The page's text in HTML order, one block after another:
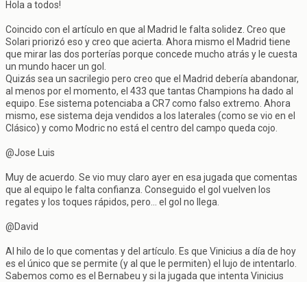
Hola a todos!
Coincido con el artículo en que al Madrid le falta solidez. Creo que
Solari priorizó eso y creo que acierta. Ahora mismo el Madrid tiene
que mirar las dos porterías porque concede mucho atrás y le cuesta
un mundo hacer un gol.
Quizás sea un sacrilegio pero creo que el Madrid debería abandonar,
al menos por el momento, el 433 que tantas Champions ha dado al
equipo. Ese sistema potenciaba a CR7 como falso extremo. Ahora
mismo, ese sistema deja vendidos a los laterales (como se vio en el
Clásico) y como Modric no está el centro del campo queda cojo.
@Jose Luis
Muy de acuerdo. Se vio muy claro ayer en esa jugada que comentas
que al equipo le falta confianza. Conseguido el gol vuelven los
regates y los toques rápidos, pero... el gol no llega.
@David
Al hilo de lo que comentas y del artículo. Es que Vinicius a día de hoy
es el único que se permite (y al que le permiten) el lujo de intentarlo.
Sabemos como es el Bernabeu y si la jugada que intenta Vinicius